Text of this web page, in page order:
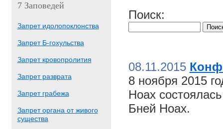
7 Заповедей
Запрет идолопоклонства
Запрет Б-гохульства
Запрет кровопролития
Запрет разврата
Запрет грабежа
Запрет органа от живого
существа
Поиск:
08.11.2015
8 ноября 2015
Ноах
Бней Ноах.